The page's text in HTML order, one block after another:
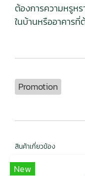
ต้องการความหรูห
ในบ้านหรืออาคารที่
Promotion
สินค้าเกี่ยวข้อง
New